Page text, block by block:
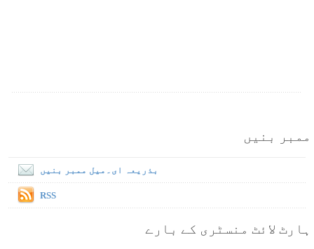
ممبر بنیں
بذریعہ ای۔میل ممبر بنیں
RSS
ہارٹ لائٹ منسٹری کے بارے